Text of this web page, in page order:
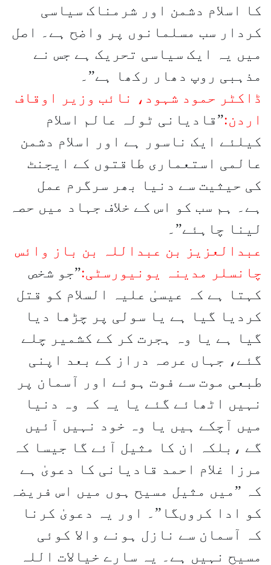
کا اسلام دشمن اور شرمناک سیاسی
کردار سب مسلمانوں پر واضح ہے۔ اصل
میں یہ ایک سیاسی تحریک ہے جس نے
مذہبی روپ دھار رکھا ہے”۔
ڈاکٹر حمود شہود، نائب وزیر اوقاف
اردن:”قادیانی ٹولہ عالم اسلام
کیلئے ایک ناسور ہے اور اسلام دشمن
عالمی استعماری طاقتوں کے ایجنٹ
کی حیثیت سے دنیا بھر سرگرم عمل
ہے۔ ہم سب کو اس کے خلاف جہاد میں حصہ
لینا چاہئے”۔
عبدالعزیز بن عبداللہ بن باز وائس
چانسلر مدینہ یونیورسٹی:”جو شخص
کہتا ہے کہ عیسیٰ علیہ السلام کو قتل
کردیا گیا ہے یا سولی پر چڑھا دیا
گیا ہے یا وہ ہجرت کر کے کشمیر چلے
گئے، جہاں عرصہ دراز کے بعد اپنی
طبعی موت سے فوت ہوئے اور آسمان پر
نہیں اٹھائے گئے یا یہ کہ وہ دنیا
میں آچکے ہیں یا وہ خود نہیں آئیں
گے ،بلکہ ان کا مثیل آئے گا جیسا کہ
مرزا غلام احمد قادیانی کا دعویٰ ہے
کہ ”میں مثیل مسیح ہوں میں اس فریضہ
کو ادا کروںگا”۔ اور یہ دعویٰ کرنا
کہ آسمان سے نازل ہونے والا کوئی
مسیح نہیں ہے۔ یہ سارے خیالات اللہ